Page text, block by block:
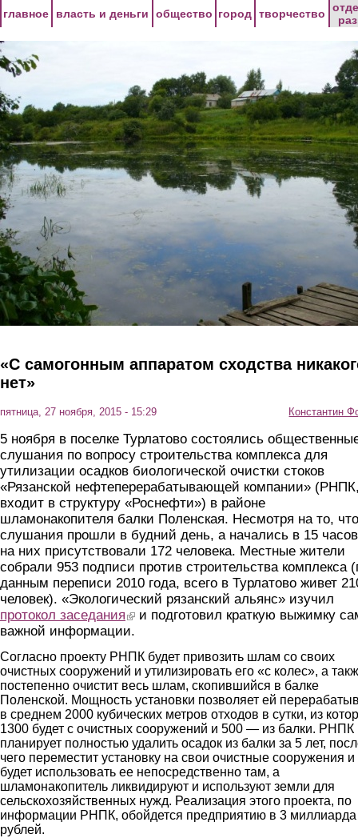
главное власть и деньги общество город творчество
«С самогонным аппаратом сходства
нет»
пятница, 27 ноября, 2015 - 15:29 Константин
5 ноября в поселке Турлатово состоялись
слушания по вопросу строительства комплекса для
утилизации осадков биологической очистки стоков
«Рязанской нефтеперерабатывающей компании»
входит в структуру «Роснефти») в районе
шламонакопителя балки Поленская. Несмотря на то, что
слушания прошли в будний день, а начались в 15
на них присутствовали 172 человека. Местные жители
собрали 953 подписи против строительства комплекса
данным переписи 2010 года, всего в Турлатово живет
человек). «Экологический рязанский альянс» изучил
протокол заседания (link is external)
и подготовил краткую выжимку
важной информации.
Согласно проекту РНПК будет привозить шлам со своих
очистных сооружений и утилизировать его «с колес», а
постепенно очистит весь шлам, скопившийся в балке
Поленской. Мощность установки позволяет ей
в среднем 2000 кубических метров отходов в сутки, из
1300 будет с очистных сооружений и 500 — из балки. РНПК
планирует полностью удалить осадок из балки за 5 лет,
чего переместит установку на свои очистные сооружения и
будет использовать ее непосредственно там, а
шламонакопитель ликвидируют и используют земли для
сельскохозяйственных нужд. Реализация этого проекта, по
информации РНПК, обойдется предприятию в 3 миллиарда
рублей.